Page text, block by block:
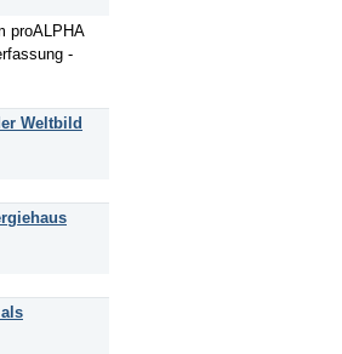
proALPHA
-
Weltbild